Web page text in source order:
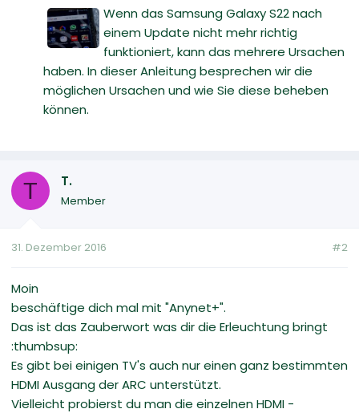
Wenn das Samsung Galaxy S22 nach
einem Update nicht mehr richtig
funktioniert, kann das mehrere Ursachen
haben. In dieser Anleitung besprechen wir die
möglichen Ursachen und wie Sie diese beheben
können.
T T.
Member
31. Dezember 2016 #2
Moin
beschäftige dich mal mit "Anynet+".
Das ist das Zauberwort was dir die Erleuchtung bringt
:thumbsup:
Es gibt bei einigen TV's auch nur einen ganz bestimmten
HDMI Ausgang der ARC unterstützt.
Vielleicht probierst du man die einzelnen HDMI -